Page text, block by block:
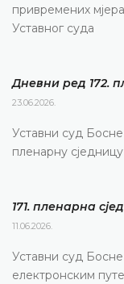
привремених
Уставног суда
Дневни ред 172.
23.06.2026.
Уставни суд
пленарну
171. пленарна
11.06.2026.
Уставни суд
електронским